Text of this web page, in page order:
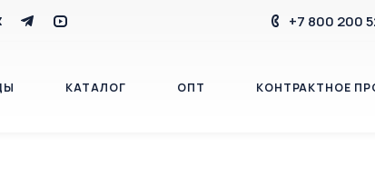
+7 800 200
КАТАЛОГ ОПТ КОНТРАКТНОЕ